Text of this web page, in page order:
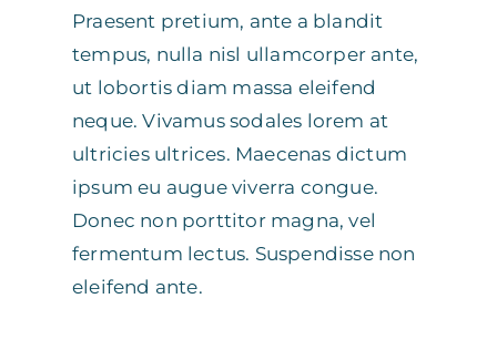
Praesent pretium, ante a blandit
tempus, nulla nisl ullamcorper ante,
ut lobortis diam massa eleifend
neque. Vivamus sodales lorem at
ultricies ultrices. Maecenas dictum
ipsum eu augue viverra congue.
Donec non porttitor magna, vel
fermentum lectus. Suspendisse non
eleifend ante.